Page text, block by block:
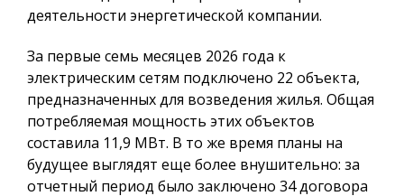
деятельности энергетической компании.
За первые семь месяцев 2026 года к
электрическим сетям подключено 22 объекта,
предназначенных для возведения жилья. Общая
потребляемая мощность этих объектов
составила 11,9 МВт. В то же время планы на
будущее выглядят еще более внушительно: за
отчетный период было заключено 34 договора